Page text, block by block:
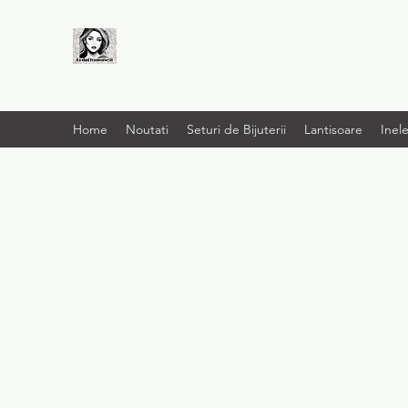
Home Noutati Seturi de Bijuterii Lantisoare Inele